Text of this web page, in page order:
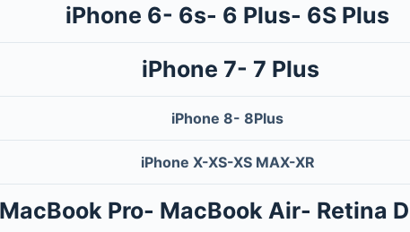
iPhone 6- 6s- 6 Plus- 6S Plus
iPhone 7- 7 Plus
iPhone 8- 8Plus
iPhone X-XS-XS MAX-XR
Pro- MacBook Air- Retina